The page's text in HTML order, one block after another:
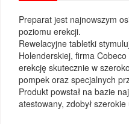
Preparat jest najnowszym
poziomu erekcji.
Rewelacyjne tabletki
Holenderskiej, firma
erekcję skutecznie w
pompek oraz specjalnych
Produkt powstał na bazie
atestowany, zdobył